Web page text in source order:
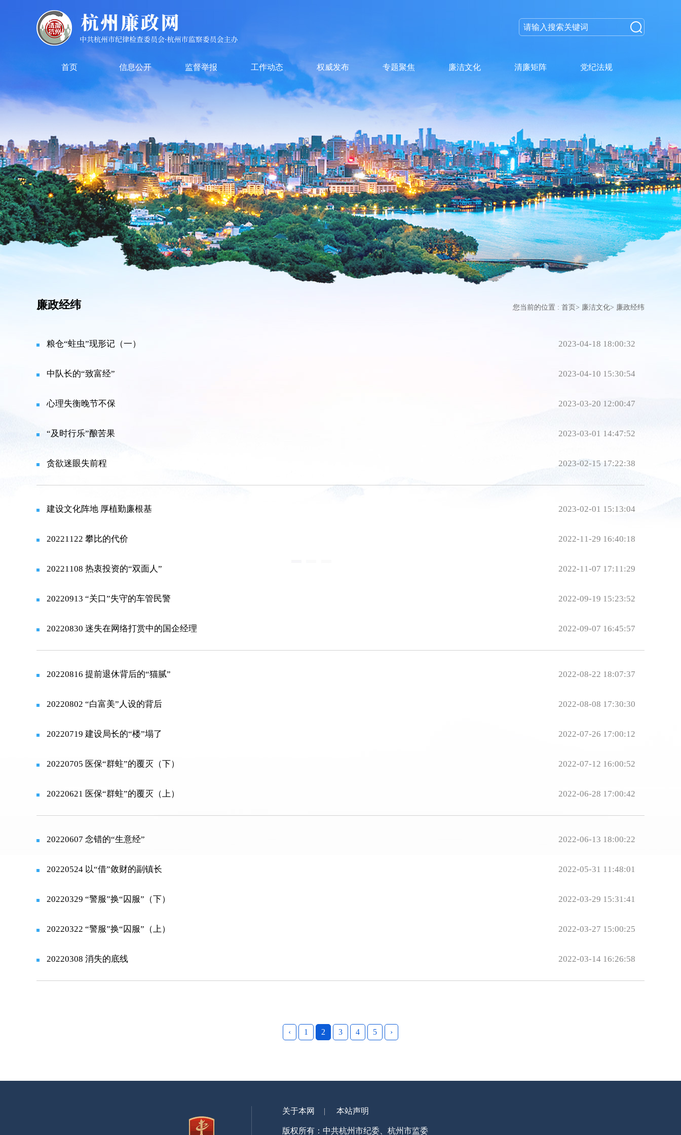
首页 信息公开 监督举报 工作动态 权威发布 专题聚焦 廉洁文化 清廉矩阵 党纪法规
廉政经纬 您当前的位置 : 首页 > 廉洁文化> 廉政经纬
粮仓“蛀虫”现形记（一） 2023-04-18 18:00:32
中队长的“致富经” 2023-04-10 15:30:54
心理失衡晚节不保 2023-03-20 12:00:47
“及时行乐”酿苦果 2023-03-01 14:47:52
贪欲迷眼失前程 2023-02-15 17:22:38
建设文化阵地 厚植勤廉根基 2023-02-01 15:13:04
20221122 攀比的代价 2022-11-29 16:40:18
20221108 热衷投资的“双面人” 2022-11-07 17:11:29
20220913 “关口”失守的车管民警 2022-09-19 15:23:52
20220830 迷失在网络打赏中的国企经理 2022-09-07 16:45:57
20220816 提前退休背后的“猫腻” 2022-08-22 18:07:37
20220802 “白富美”人设的背后 2022-08-08 17:30:30
20220719 建设局长的“楼”塌了 2022-07-26 17:00:12
20220705 医保“群蛀”的覆灭（下） 2022-07-12 16:00:52
20220621 医保“群蛀”的覆灭（上） 2022-06-28 17:00:42
20220607 念错的“生意经” 2022-06-13 18:00:22
20220524 以“借”敛财的副镇长 2022-05-31 11:48:01
20220329 “警服”换“囚服”（下） 2022-03-29 15:31:41
20220322 “警服”换“囚服”（上） 2022-03-27 15:00:25
20220308 消失的底线 2022-03-14 16:26:58
‹ 1 2 3 4 5 ›
关于本网 本站声明
版权所有：中共杭州市纪委、杭州市监委